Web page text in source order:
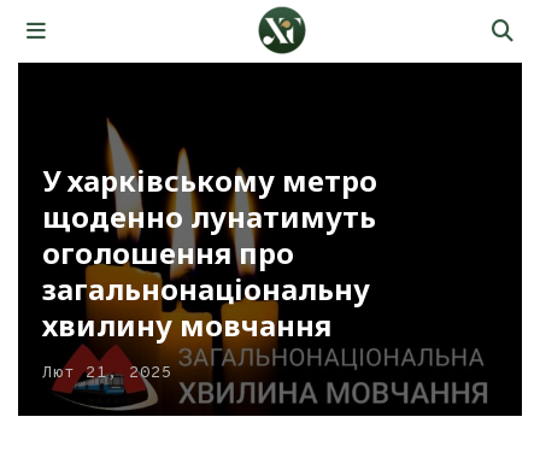
У харківському метро
щоденно лунатимуть
оголошення про
загальнонаціональну
хвилину мовчання
Лют 21, 2025